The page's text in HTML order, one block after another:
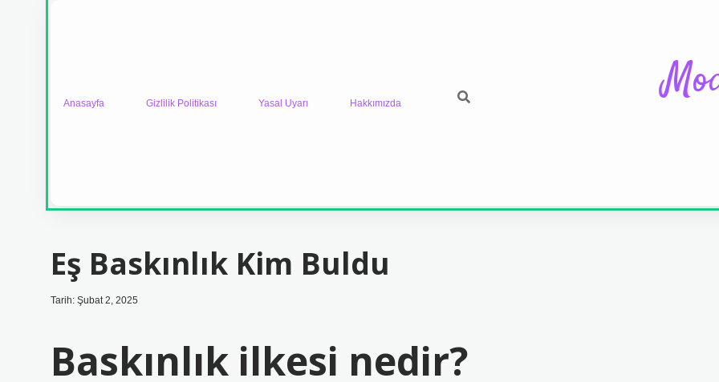
Anasayfa Gizlilik Politikası Yasal Uyarı Hakkımızda
Eş Baskınlık Kim Buldu
Tarih: Şubat 2, 2025
Baskınlık ilkesi nedir?